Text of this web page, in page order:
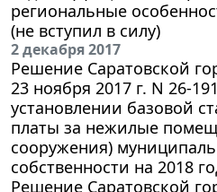
региональные
(не вступил в силу)
2 декабря 2017
Решение Саратовской
23 ноября 2017 г. N 26-
установлении базовой
платы за нежилые
сооружения)
собственности на 2018
Решение Саратовской